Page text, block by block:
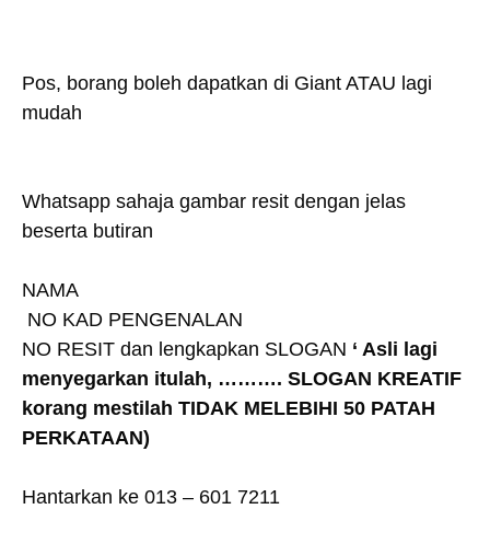
Pos, borang boleh dapatkan di Giant ATAU lagi
mudah
Whatsapp sahaja gambar resit dengan jelas
beserta butiran
NAMA
NO KAD PENGENALAN
NO RESIT dan lengkapkan SLOGAN ‘ Asli lagi
menyegarkan itulah, ………. SLOGAN KREATIF
korang mestilah TIDAK MELEBIHI 50 PATAH
PERKATAAN)
Hantarkan ke 013 – 601 7211